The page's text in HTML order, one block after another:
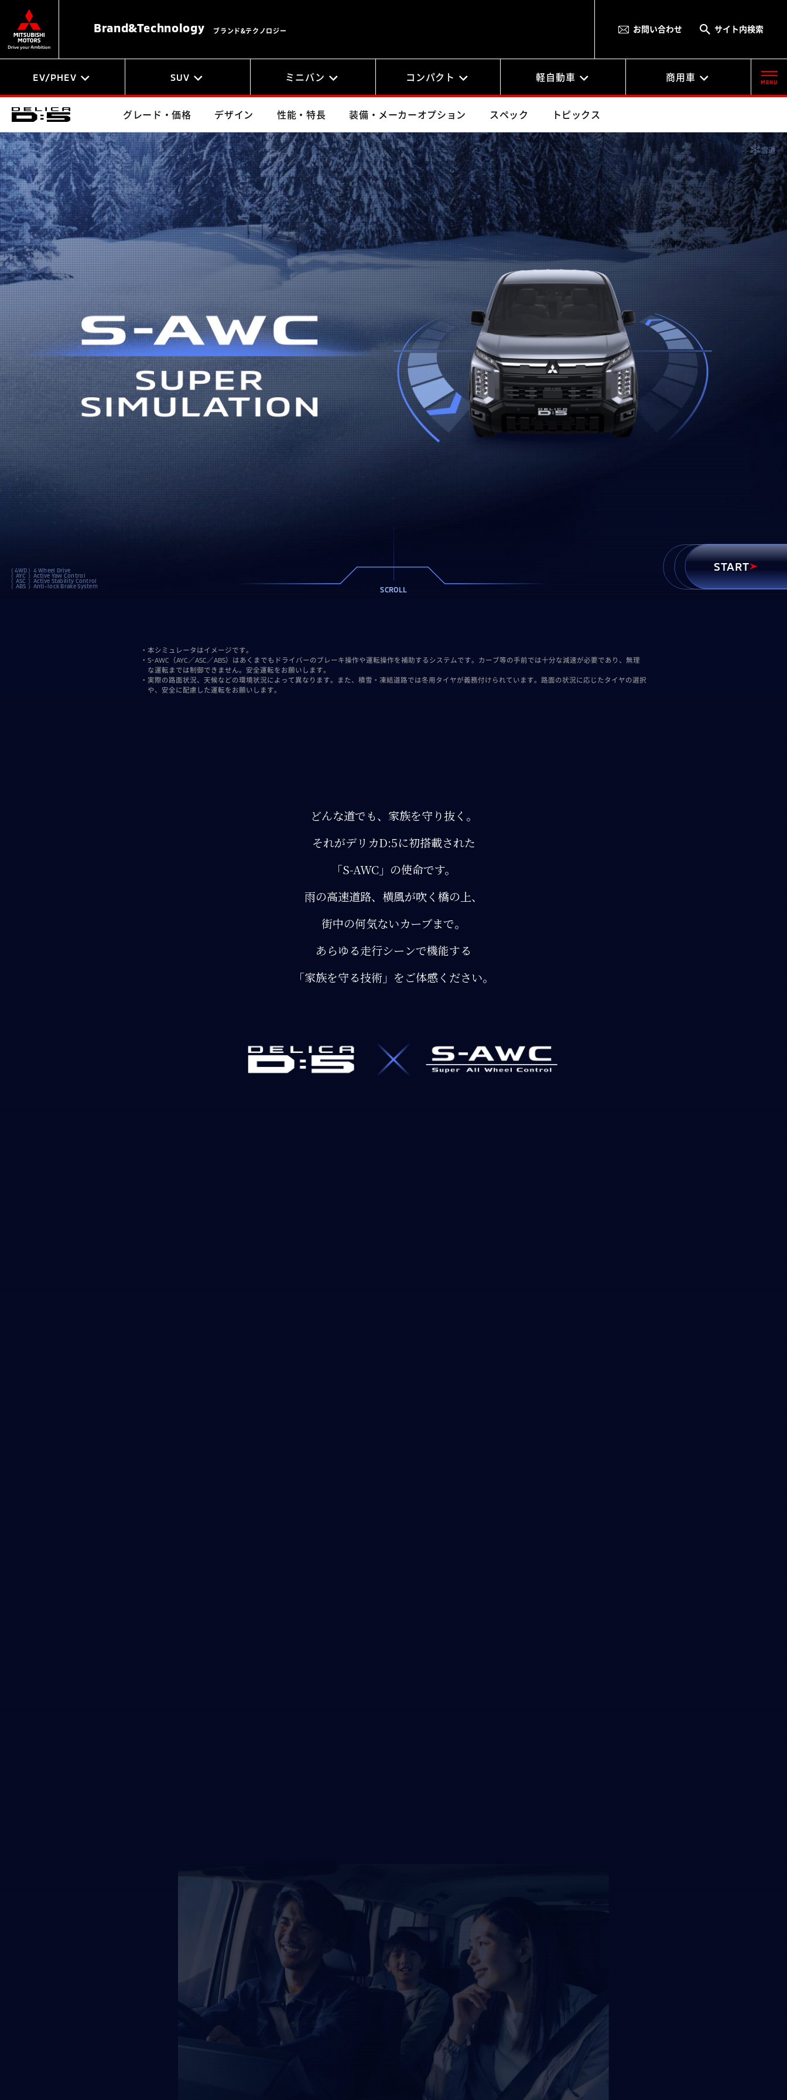
Brand&Technology ブランド&テクノロジー お問い合わせ サイト内検索
EV/PHEV SUV ミニバン コンパクト 軽自動車 商用車 MENU
グレード・価格 デザイン 性能・特長 装備・メーカーオプション スペック トピックス
雪道
4WD 4 Wheel Drive
AYC Active Yaw Control
ASC Active Stability Control
ABS Anti-lock Brake System
START
SCROLL
・本シミュレータはイメージです。
・S-AWC（AYC／ASC／ABS）はあくまでもドライバーのブレーキ操作や運転操作を補助するシステムです。カーブ等の手前では十分な減速が必要であり、無理
な運転までは制御できません。安全運転をお願いします。
・実際の路面状況、天候などの環境状況によって異なります。また、積雪・凍結道路では冬用タイヤが義務付けられています。路面の状況に応じたタイヤの選択
や、安全に配慮した運転をお願いします。
どんな道でも、家族を守り抜く。
それがデリカD:5に初搭載された
「S-AWC」の使命です。
雨の高速道路、横風が吹く橋の上、
街中の何気ないカーブまで。
あらゆる走行シーンで機能する
「家族を守る技術」をご体感ください。